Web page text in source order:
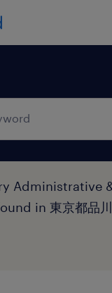
Administrative
in 東京都品